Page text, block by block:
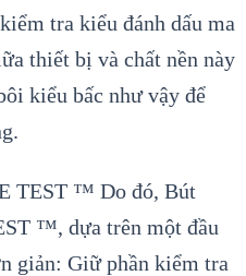
tra kiểu đánh dấu ma
thiết bị và chất nền này
kiểu bấc như vậy để
TEST ™ Do đó, Bút
™, dựa trên một đầu
giản: Giữ phần kiểm tra